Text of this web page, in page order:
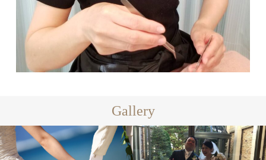
Gallery